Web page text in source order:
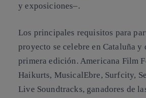
y exposiciones–.
Los principales requisitos para
proyecto se celebre en Cataluña y
primera edición. Americana Film
Haikurts, MusicalEbre, Surfcity,
Live Soundtracks, ganadores de